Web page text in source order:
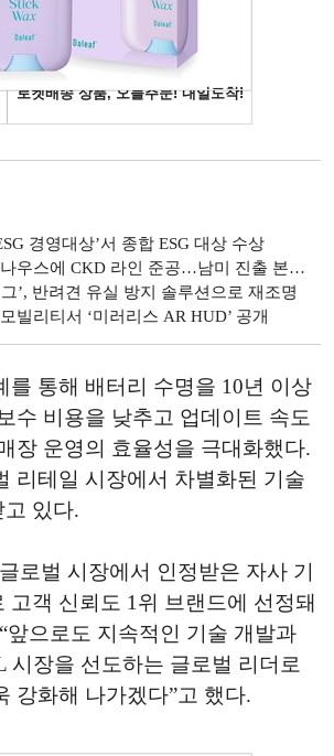
경영대상’서 종합 ESG 대상 수상
우스에 CKD 라인 준공…남미 진출 본격화
’, 반려견 유실 방지 솔루션으로 재조명
빌리티서 ‘미러리스 AR HUD’ 공개
를 통해 배터리 수명을 10년 이상
수 비용을 낮추고 업데이트 속도
장 운영의 효율성을 극대화했다.
리테일 시장에서 차별화된 기술
있다.
로벌 시장에서 인정받은 자사 기
고객 신뢰도 1위 브랜드에 선정돼
앞으로도 지속적인 기술 개발과
시장을 선도하는 글로벌 리더로
강화해 나가겠다”고 했다.